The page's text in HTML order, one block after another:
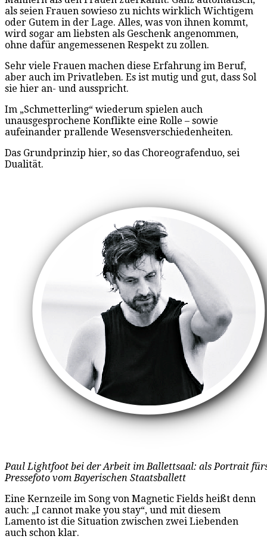
als seien Frauen sowieso zu nichts wirklich Wichtigem
oder Gutem in der Lage. Alles, was von ihnen kommt,
wird sogar am liebsten als Geschenk angenommen,
ohne dafür angemessenen Respekt zu zollen.
Sehr viele Frauen machen diese Erfahrung im Beruf,
aber auch im Privatleben. Es ist mutig und gut, dass Sol
sie hier an- und ausspricht.
Im „Schmetterling“ wiederum spielen auch
unausgesprochene Konflikte eine Rolle – sowie
aufeinander prallende Wesensverschiedenheiten.
Das Grundprinzip hier, so das Choreografenduo, sei
Dualität.
Paul Lightfoot bei der Arbeit im Ballettsaal: als Portrait
Pressefoto vom Bayerischen Staatsballett
Eine Kernzeile im Song von Magnetic Fields heißt denn
auch: „I cannot make you stay“, und mit diesem
Lamento ist die Situation zwischen zwei Liebenden
auch schon klar.